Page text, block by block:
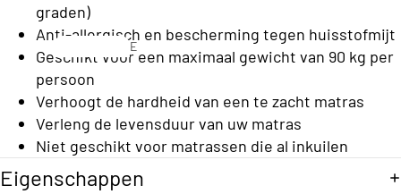
e
c
o
n
T
n
S
o
f
a
E
e
p
e
r
o
graden)
Anti-allergisch en bescherming tegen huisstofmijt
Geschikt voor een maximaal gewicht van 90 kg per
persoon
Verhoogt de hardheid van een te zacht matras
Verleng de levensduur van uw matras
Niet geschikt voor matrassen die al inkuilen
Eigenschappen